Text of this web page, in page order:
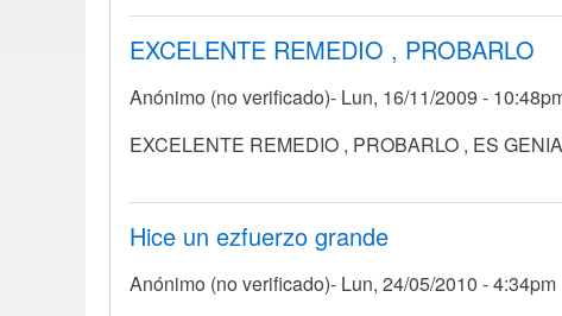
EXCELENTE REMEDIO , PROBARLO
Anónimo (no verificado) Lun, 16/11/2009 -
EXCELENTE REMEDIO , PROBARLO , ES
Hice un ezfuerzo grande
Anónimo (no verificado) Lun, 24/05/2010 - 4:34pm